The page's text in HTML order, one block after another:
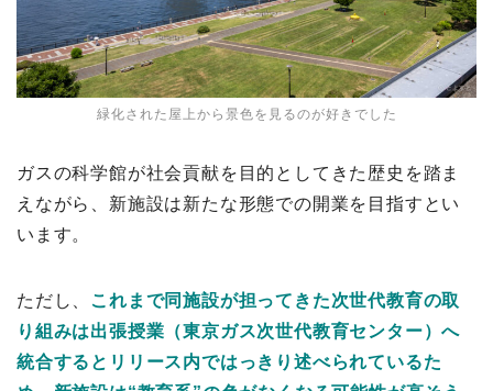
緑化された屋上から景色を見るのが好きでした
ガスの科学館が社会貢献を目的としてきた歴史を踏ま
えながら、新施設は新たな形態での開業を目指すとい
います。
ただし、 これまで同施設が担ってきた次世代教育の取
り組みは出張授業（東京ガス次世代教育センター）へ
統合するとリリース内ではっきり述べられているた